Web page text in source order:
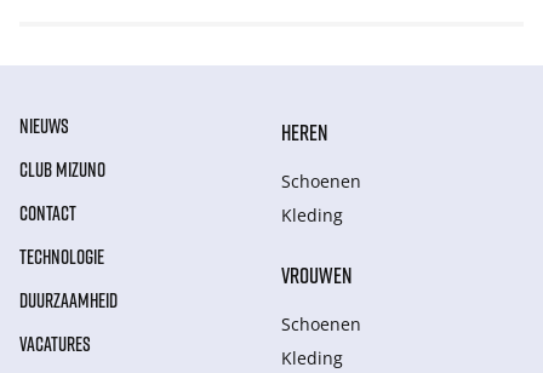
NIEUWS
CLUB MIZUNO
CONTACT
TECHNOLOGIE
DUURZAAMHEID
VACATURES
HEREN
Schoenen
Kleding
VROUWEN
Schoenen
Kleding